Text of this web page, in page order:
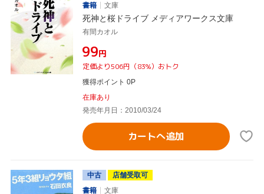
書籍
文庫
死神と桜ドライブ メディアワークス文庫
有間カオル
¥99円
定価より506円（83%）おトク
獲得ポイント 0P
在庫あり
発売年月日：2010/03/24
カートへ追加
中古
店舗受取可
書籍
文庫